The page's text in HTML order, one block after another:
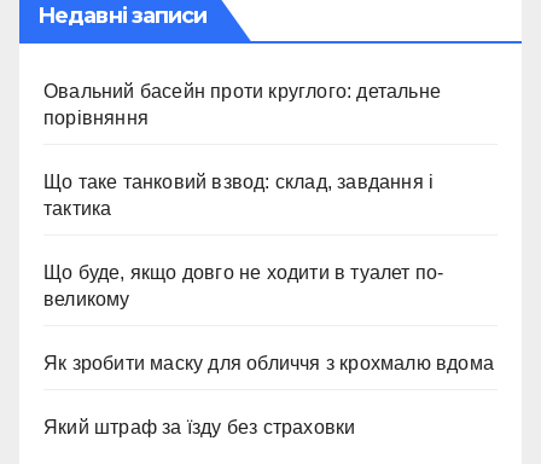
Недавні записи
Овальний басейн проти круглого: детальне
порівняння
Що таке танковий взвод: склад, завдання і
тактика
Що буде, якщо довго не ходити в туалет по-
великому
Як зробити маску для обличчя з крохмалю вдома
Який штраф за їзду без страховки